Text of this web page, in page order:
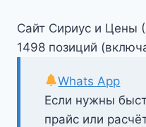
Сайт Сириус и Цены
1498 позиций
Если нужны
прайс или
Whats App